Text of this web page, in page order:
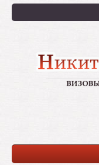
Перейти
основному